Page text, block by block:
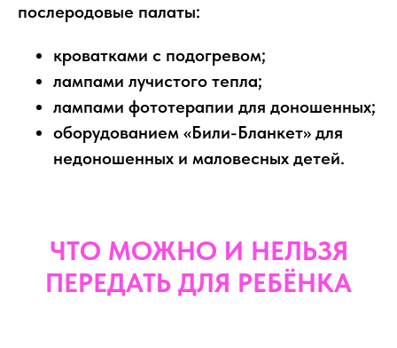
послеродовые палаты:
кроватками с подогревом;
лампами лучистого тепла;
лампами фототерапии для доношенных;
оборудованием «Били-Бланкет» для
недоношенных и маловесных детей.
ЧТО МОЖНО И НЕЛЬЗЯ
ПЕРЕДАТЬ ДЛЯ РЕБЁНКА